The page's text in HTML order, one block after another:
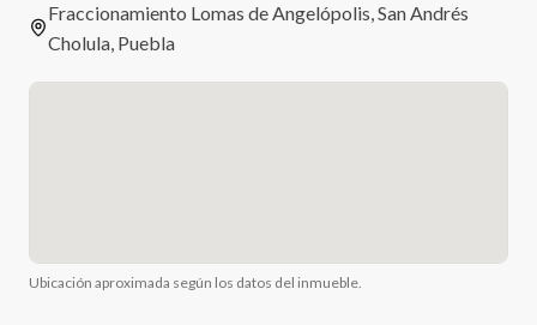
Fraccionamiento Lomas de Angelópolis, San Andrés
Cholula, Puebla
Ubicación aproximada según los datos del inmueble.